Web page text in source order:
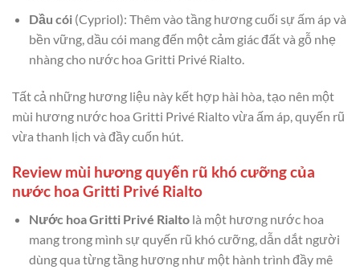
Dầu cói(Cypriol): Thêm vào tầng hương cuối sự ấm áp và
bền vững, dầu cói mang đến một cảm giác đất và gỗ nhẹ
nhàng cho nước hoa Gritti Privé Rialto.
Tất cả những hương liệu này kết hợp hài hòa, tạo nên một
mùi hương nước hoa Gritti Privé Rialto vừa ấm áp, quyến rũ
vừa thanh lịch và đầy cuốn hút.
Review mùi hương quyến rũ khó cưỡng của
nước hoa Gritti Privé Rialto
Nước hoa Gritti Privé Rialtolà một hương nước hoa
mang trong mình sự quyến rũ khó cưỡng, dẫn dắt người
dùng qua từng tầng hương như một hành trình đầy mê